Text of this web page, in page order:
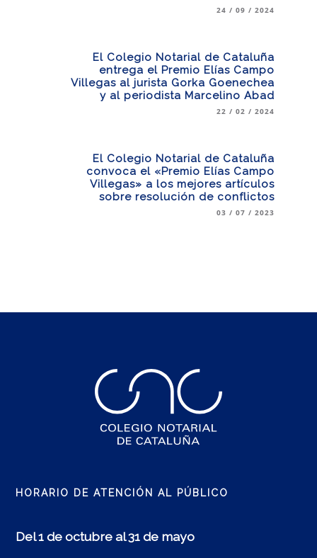
24 / 09 / 2024
El Colegio Notarial de Cataluña
entrega el Premio Elías Campo
Villegas al jurista Gorka Goenechea
y al periodista Marcelino Abad
22 / 02 / 2024
El Colegio Notarial de Cataluña
convoca el «Premio Elías Campo
Villegas» a los mejores artículos
sobre resolución de conflictos
03 / 07 / 2023
HORARIO DE ATENCIÓN AL PÚBLICO
Del 1 de octubre al 31 de mayo